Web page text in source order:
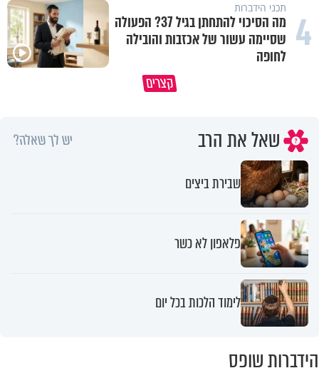
4 תכני הידברות
מה הסיכוי להתחתן בגיל 37? הפעולה
שסיימה עשור של אכזבות והובילה
לחופה
קצרים
הבן שלך לא מרגיש כלום, אין לך מה
סגולה שתעזור לכם למתן את
שאל את הרב יש לך שאלה?
שבירת ביצים
פלאפון לא כשר
לימוד הלכות בכל יום
הידברות שופס